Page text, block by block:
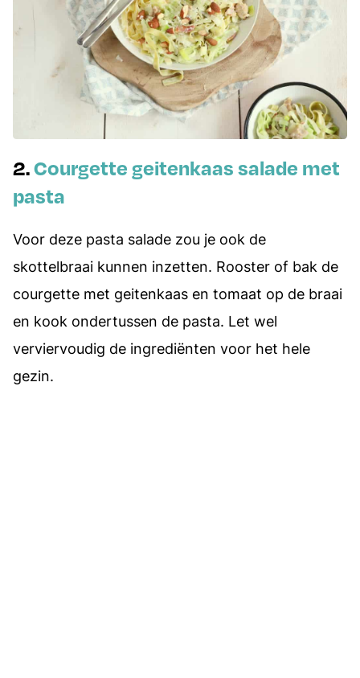
2.Courgette geitenkaas salade met
pasta
Voor deze pasta salade zou je ook de
skottelbraai kunnen inzetten. Rooster of bak de
courgette met geitenkaas en tomaat op de braai
en kook ondertussen de pasta. Let wel
verviervoudig de ingrediënten voor het hele
gezin.